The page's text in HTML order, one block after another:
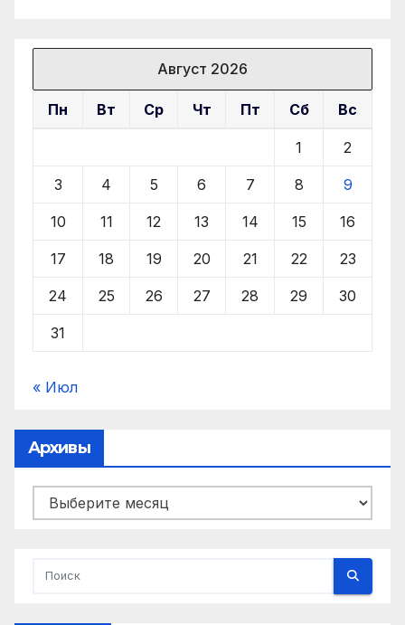
Август 2026
Пн Вт Ср Чт Пт Сб Вс
1 2
3 4 5 6 7 8 9
10 11 12 13 14 15 16
17 18 19 20 21 22 23
24 25 26 27 28 29 30
31
« Июл
Архивы
Архивы